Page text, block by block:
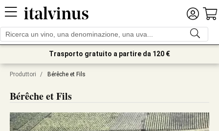
Trasporto gratuito a partire da 120 €
Produttori / Bérêche et Fils
Bérêche et Fils